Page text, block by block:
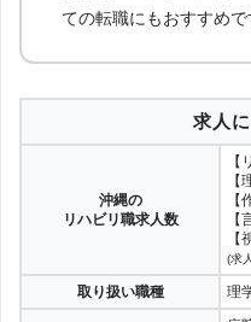
ての転職にもおすすめで
求人
沖縄の
リハビリ職求人数
(求
取り扱い職種 理